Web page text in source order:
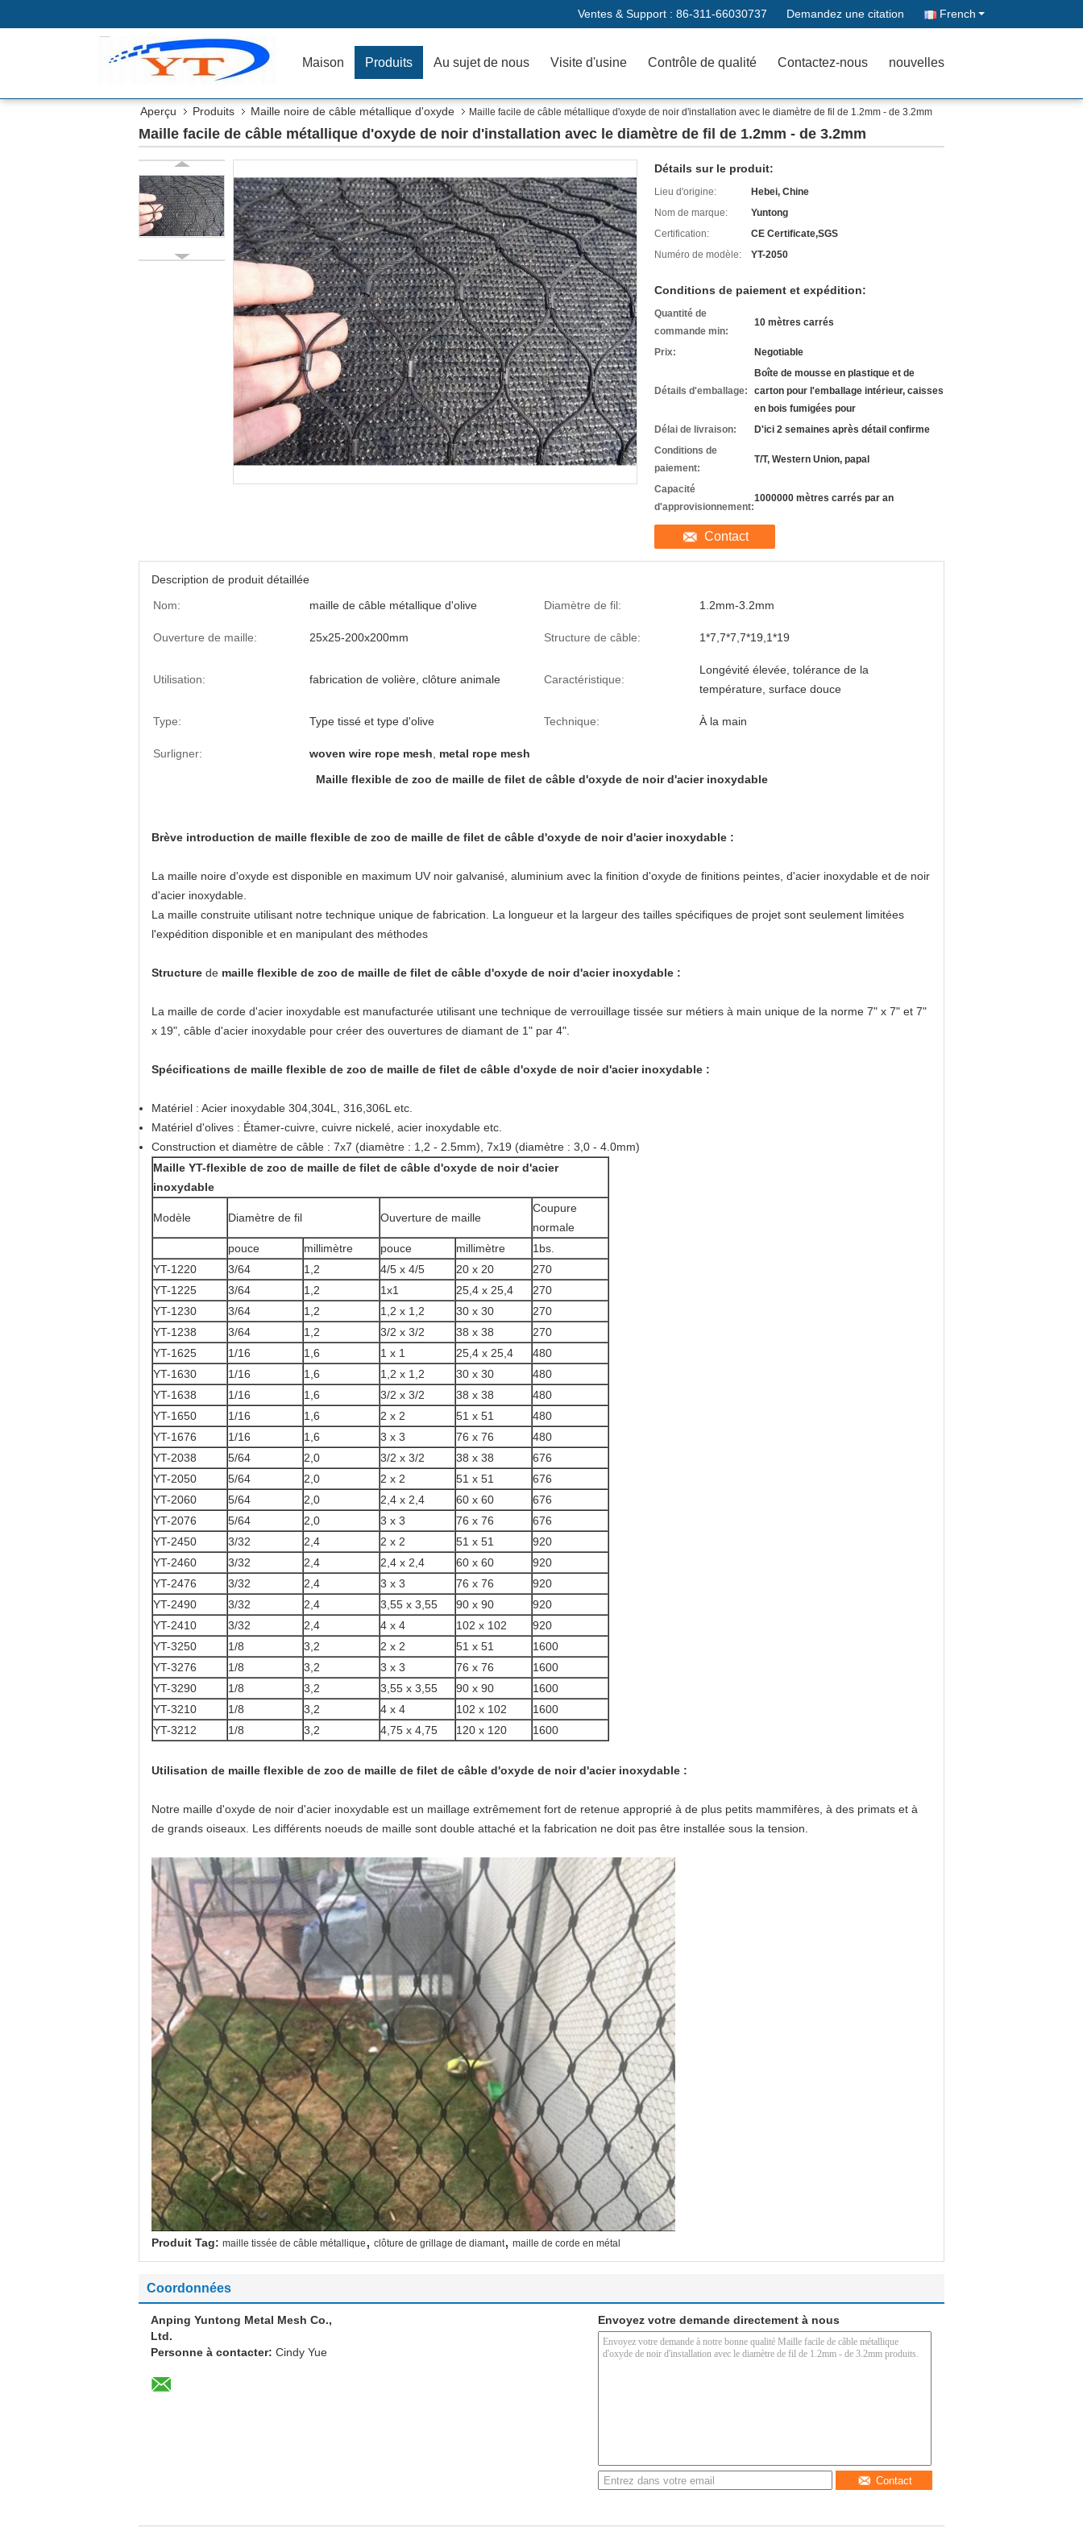
Ventes & Support : 86-311-66030737 Demandez une citation French
Maison Produits Au sujet de nous Visite d'usine Contrôle de qualité Contactez-nous nouvelles
Aperçu Produits Maille noire de câble métallique d'oxyde Maille facile de câble métallique d'oxyde de noir d'installation avec le diamètre de fil de 1.2mm - de 3.2mm
Maille facile de câble métallique d'oxyde de noir d'installation avec le diamètre de fil de 1.2mm - de 3.2mm
Détails sur le produit:
Lieu d'origine:
Hebei, Chine
Nom de marque:
Yuntong
Certification:
CE Certificate,SGS
Numéro de modèle:
YT-2050
Conditions de paiement et expédition:
Quantité de
commande min:
10 mètres carrés
Prix: Negotiable
Détails d'emballage:
Boîte de mousse en plastique et de
carton pour l'emballage intérieur, caisses
en bois fumigées pour
Délai de livraison:
D'ici 2 semaines après détail confirme
Conditions de
paiement:
T/T, Western Union, papal
Capacité
d'approvisionnement:
1000000 mètres carrés par an
Contact
Description de produit détaillée
Nom:
maille de câble métallique d'olive Diamètre de fil: 1.2mm-3.2mm
Ouverture de maille: 25x25-200x200mm Structure de câble: 1*7,7*7,7*19,1*19
Utilisation: fabrication de volière, clôture animale Caractéristique:
Longévité élevée, tolérance de la
température, surface douce
Type: Type tissé et type d'olive Technique: À la main
Surligner: woven wire rope mesh
metal rope mesh
Maille flexible de zoo de maille de filet de câble d'oxyde de noir d'acier inoxydable
Brève introduction de maille flexible de zoo de maille de filet de câble d'oxyde de noir d'acier inoxydable :
La maille noire d'oxyde est disponible en maximum UV noir galvanisé, aluminium avec la finition d'oxyde de finitions peintes, d'acier inoxydable et de noir
d'acier inoxydable.
La maille construite utilisant notre technique unique de fabrication. La longueur et la largeur des tailles spécifiques de projet sont seulement limitées
l'expédition disponible et en manipulant des méthodes
Structure de maille flexible de zoo de maille de filet de câble d'oxyde de noir d'acier inoxydable :
La maille de corde d'acier inoxydable est manufacturée utilisant une technique de verrouillage tissée sur métiers à main unique de la norme 7" x 7" et 7"
x 19", câble d'acier inoxydable pour créer des ouvertures de diamant de 1" par 4".
Spécifications de maille flexible de zoo de maille de filet de câble d'oxyde de noir d'acier inoxydable :
Matériel : Acier inoxydable 304,304L, 316,306L etc.
Matériel d'olives : Étamer-cuivre, cuivre nickelé, acier inoxydable etc.
Construction et diamètre de câble : 7x7 (diamètre : 1,2 - 2.5mm), 7x19 (diamètre : 3,0 - 4.0mm)
Maille YT-flexible de zoo de maille de filet de câble d'oxyde de noir d'acier
inoxydable
Modèle Diamètre de fil Ouverture de maille
Coupure
normale
pouce
millimètre pouce millimètre
1bs.
YT-1220
3/64 1,2 4/5 x 4/5 20 x 20
270
YT-1225
3/64 1,2 1x1 25,4 x 25,4
270
YT-1230
3/64 1,2 1,2 x 1,2 30 x 30
270
YT-1238
3/64 1,2 3/2 x 3/2 38 x 38
270
YT-1625
1/16 1,6 1 x 1 25,4 x 25,4
480
YT-1630
1/16 1,6 1,2 x 1,2 30 x 30
480
YT-1638
1/16 1,6 3/2 x 3/2 38 x 38
480
YT-1650
1/16 1,6 2 x 2 51 x 51
480
YT-1676
1/16 1,6 3 x 3 76 x 76
480
YT-2038
5/64 2,0 3/2 x 3/2 38 x 38
676
YT-2050
5/64 2,0 2 x 2 51 x 51
676
YT-2060
5/64 2,0 2,4 x 2,4 60 x 60
676
YT-2076
5/64 2,0 3 x 3 76 x 76
676
YT-2450
3/32 2,4 2 x 2 51 x 51
920
YT-2460
3/32 2,4 2,4 x 2,4 60 x 60
920
YT-2476
3/32 2,4 3 x 3 76 x 76
920
YT-2490
3/32 2,4 3,55 x 3,55 90 x 90
920
YT-2410
3/32 2,4 4 x 4 102 x 102
920
YT-3250
1/8 3,2 2 x 2 51 x 51
1600
YT-3276
1/8 3,2 3 x 3 76 x 76
1600
YT-3290
1/8 3,2 3,55 x 3,55 90 x 90
1600
YT-3210
1/8 3,2 4 x 4 102 x 102
1600
YT-3212
1/8 3,2 4,75 x 4,75 120 x 120 1600
Utilisation de maille flexible de zoo de maille de filet de câble d'oxyde de noir d'acier inoxydable :
Notre maille d'oxyde de noir d'acier inoxydable est un maillage extrêmement fort de retenue approprié à de plus petits mammifères, à des primats et à
de grands oiseaux. Les différents noeuds de maille sont double attaché et la fabrication ne doit pas être installée sous la tension.
Produit Tag: maille tissée de câble métallique , clôture de grillage de diamant, maille de corde en métal
Coordonnées
Anping Yuntong Metal Mesh Co.,
Ltd.
Personne à contacter: Cindy Yue
Envoyez votre demande directement à nous
Contact